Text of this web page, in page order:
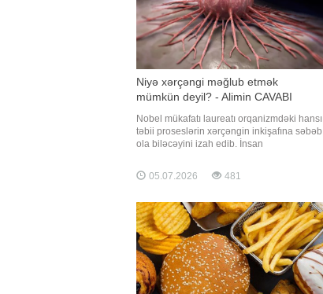
Niyə xərçəngi məğlub etmək
mümkün deyil? - Alimin CAVABI
Nobel mükafatı laureatı orqanizmdəki hansı
təbii proseslərin xərçəngin inkişafına səbəb
ola biləcəyini izah edib. İnsan
proseslər səbəbindən xərçəngi tamamilə
məğlub etmək mümkün olmaya bilər. -ın
fikri araşdırmalarını DN
05.07.2026 481